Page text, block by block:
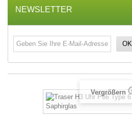
NEWSLETTER
OK
Vergrößern